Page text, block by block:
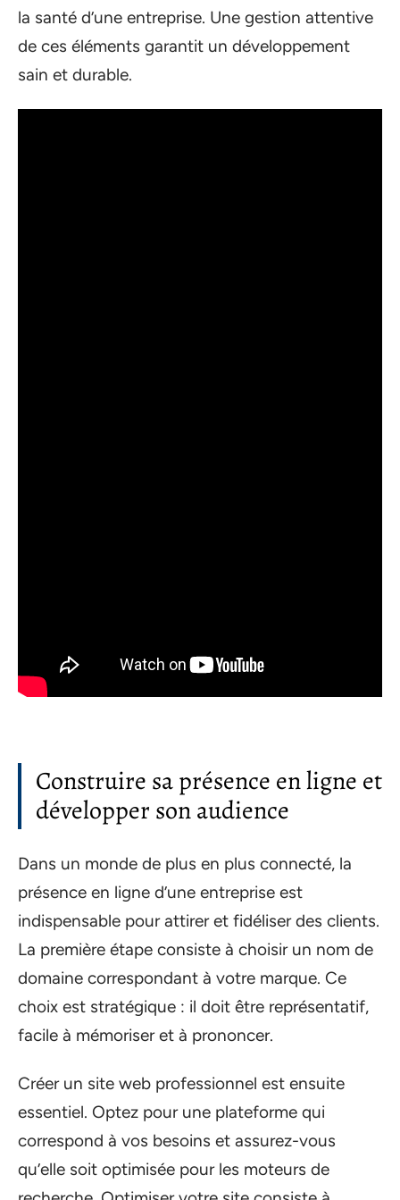
la santé d’une entreprise. Une gestion attentive
de ces éléments garantit un développement
sain et durable.
Construire sa présence en ligne et
développer son audience
Dans un monde de plus en plus connecté, la
présence en ligne d’une entreprise est
indispensable pour attirer et fidéliser des clients.
La première étape consiste à choisir un nom de
domaine correspondant à votre marque. Ce
choix est stratégique : il doit être représentatif,
facile à mémoriser et à prononcer.
Créer un site web professionnel est ensuite
essentiel. Optez pour une plateforme qui
correspond à vos besoins et assurez-vous
qu’elle soit optimisée pour les moteurs de